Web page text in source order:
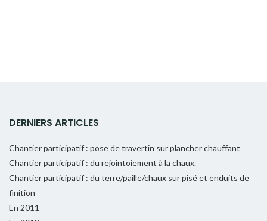
DERNIERS ARTICLES
Chantier participatif : pose de travertin sur plancher chauffant
Chantier participatif : du rejointoiement à la chaux.
Chantier participatif : du terre/paille/chaux sur pisé et enduits de
finition
En 2011